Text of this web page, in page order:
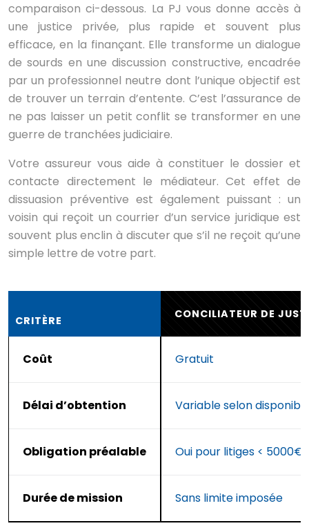
comparaison ci-dessous. La PJ vous donne accès à
une justice privée, plus rapide et souvent plus
efficace, en la finançant. Elle transforme un dialogue
de sourds en une discussion constructive, encadrée
par un professionnel neutre dont l’unique objectif est
de trouver un terrain d’entente. C’est l’assurance de
ne pas laisser un petit conflit se transformer en une
guerre de tranchées judiciaire.
Votre assureur vous aide à constituer le dossier et
contacte directement le médiateur. Cet effet de
dissuasion préventive est également puissant : un
voisin qui reçoit un courrier d’un service juridique est
souvent plus enclin à discuter que s’il ne reçoit qu’une
simple lettre de votre part.
CRITÈRE CONCILIATEUR DE
Coût Gratuit
Délai d’obtention Variable selon
Obligation préalable Oui pour litiges <
Durée de mission Sans limite imposée